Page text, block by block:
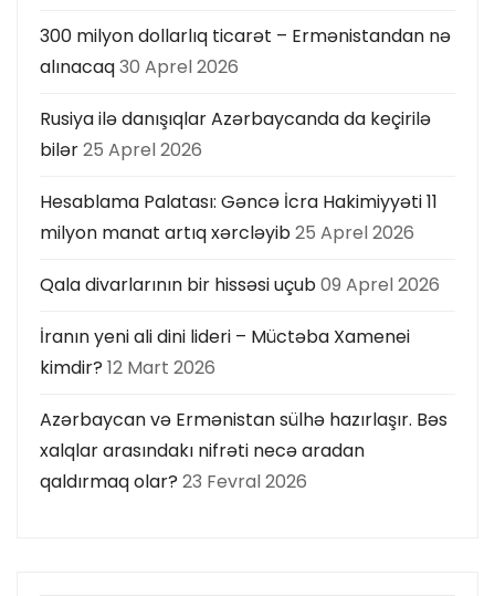
300 milyon dollarlıq ticarət – Ermənistandan nə
alınacaq30 Aprel 2026
Rusiya ilə danışıqlar Azərbaycanda da keçirilə
bilər25 Aprel 2026
Hesablama Palatası: Gəncə İcra Hakimiyyəti 11
milyon manat artıq xərcləyib25 Aprel 2026
Qala divarlarının bir hissəsi uçub09 Aprel 2026
İranın yeni ali dini lideri – Müctəba Xamenei
kimdir? 12 Mart 2026
Azərbaycan və Ermənistan sülhə hazırlaşır. Bəs
xalqlar arasındakı nifrəti necə aradan
qaldırmaq olar? 23 Fevral 2026